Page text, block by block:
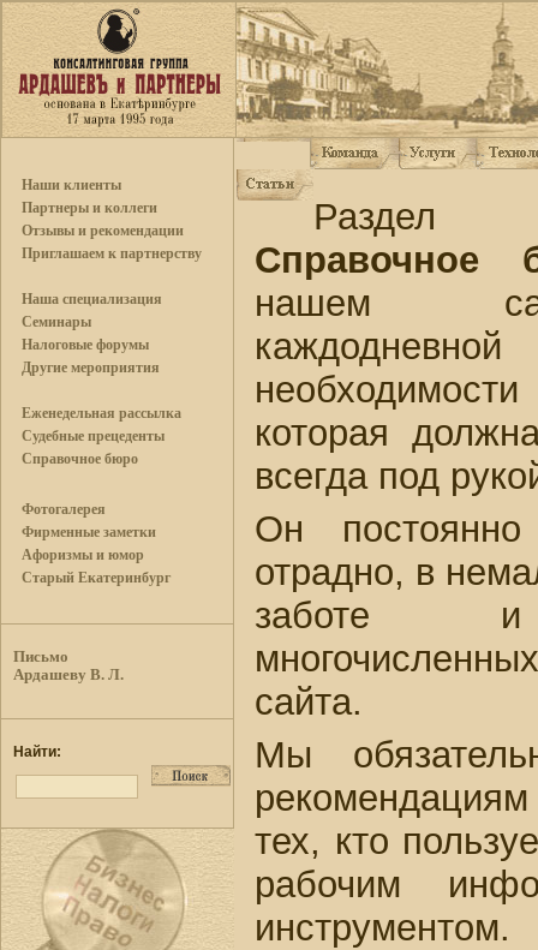
Наши клиенты
Партнеры и коллеги
Отзывы и рекомендации
Приглашаем к партнерству
Наша специализация
Семинары
Налоговые форумы
Другие мероприятия
Еженедельная рассылка
Судебные прецеденты
Справочное бюро
Фотогалерея
Фирменные заметки
Афоризмы и юмор
Старый Екатеринбург
Письмо
Ардашеву В. Л.
Найти:
Справочное
нашем
которая
всегда под
Он
отрадно, в
заботе и
сайта.
Мы
тех, кто
рабочим
инструментом.